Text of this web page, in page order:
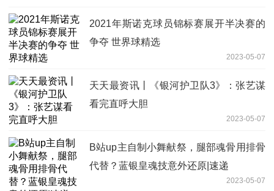
2021年斯诺克球员锦标赛展开半决赛的
争夺 世界球精选
2023-05-07
天天最资讯丨《银河护卫队3》：张艺谋
看完直呼大胆
2023-05-07
B站up主自制小舞献祭，腿部魂骨用排骨
代替？蓝银皇魂技意外还原|速递
2023-05-07